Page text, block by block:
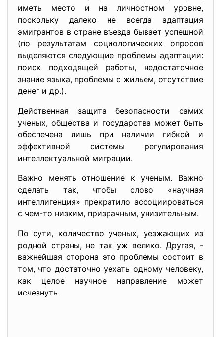
иметь место и на личностном уровне,
поскольку далеко не всегда адаптация
эмигрантов в стране въезда бывает успешной
(по результатам социологических опросов
выделяются следующие проблемы адаптации:
поиск подходящей работы, недостаточное
знание языка, проблемы с жильем, отсутствие
денег и др.).
Действенная защита безопасности самих
ученых, общества и государства может быть
обеспечена лишь при наличии гибкой и
эффективной системы регулирования
интеллектуальной миграции.
Важно менять отношение к ученым. Важно
сделать так, чтобы слово «научная
интеллигенция» прекратило ассоциироваться
с чем-то низким, призрачным, унизительным.
По сути, количество ученых, уезжающих из
родной страны, не так уж велико. Другая, -
важнейшая сторона это проблемы состоит в
том, что достаточно уехать одному человеку,
как целое научное направление может
исчезнуть.